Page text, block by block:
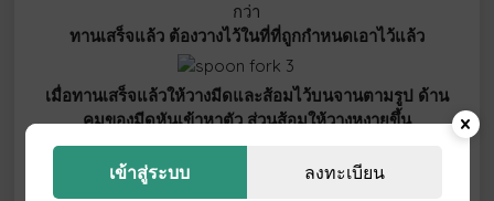
กว่า
ทานเสร็จแล้ว ต้องวางไว้ในที่ที่ถูกกำหนดเอาไว้แล้ว
เมื่อทานเสร็จแล้วให้วางมีดและส้อมไว้บนจานตามรูป ด้าน
คมของมีดหันเข้าหาตัว ส่วนส้อมให้วางหงายขึ้น
มีดและส้อม ใช้จากด้านนอกเข้ามาตาม
ลำดับ
เข้าสู่ระบบ ลงทะเบียน